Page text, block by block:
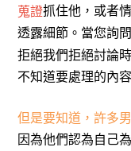
蒐證抓住他，或者
透露細節。當您詢
拒絕我們拒絕討論
不知道要處理的內
但是要知道，許多
因為他們認為自己